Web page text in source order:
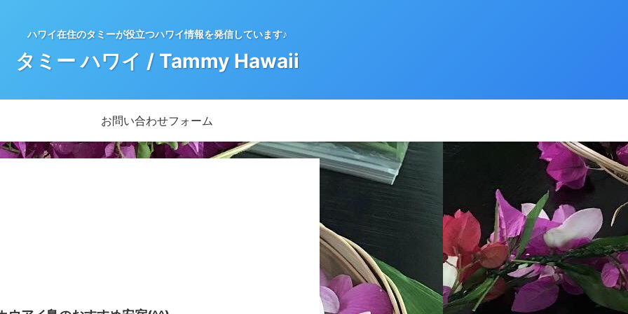
ハワイ在住のタミーが役立つハワイ情報を発信しています♪
タミー ハワイ / Tammy Hawaii
お問い合わせフォーム